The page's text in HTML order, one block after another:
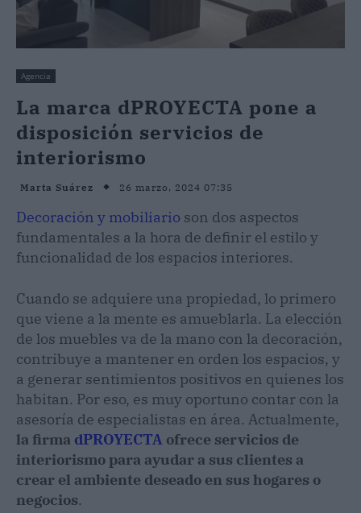
Agencia
La marca dPROYECTA pone a
disposición servicios de
interiorismo
Marta Suárez 26 marzo, 2024 07:35
Decoración y mobiliario son dos aspectos
fundamentales a la hora de definir el estilo y
funcionalidad de los espacios interiores.
Cuando se adquiere una propiedad, lo primero
que viene a la mente es amueblarla. La elección
de los muebles va de la mano con la decoración,
contribuye a mantener en orden los espacios, y
a generar sentimientos positivos en quienes los
habitan. Por eso, es muy oportuno contar con la
asesoría de especialistas en área. Actualmente,
la firma dPROYECTA ofrece servicios de
interiorismo para ayudar a sus clientes a
crear el ambiente deseado en sus hogares o
negocios.